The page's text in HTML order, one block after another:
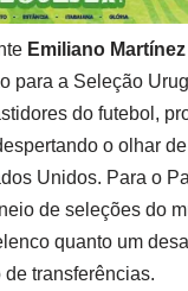
Emiliano
para a Seleção
do futebol,
o olhar
Unidos. Para o
de seleções do
quanto um
transferências.